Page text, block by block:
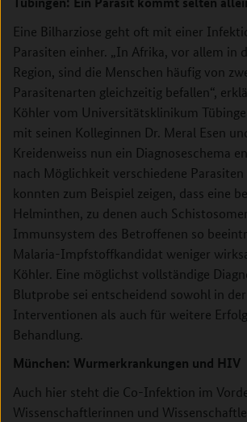
Eine Bilharziose geht oft mit einer
Parasiten einher. „In Afrika, vor allem in
Region, sind die Menschen häufig von
Parasitenarten gleichzeitig befallen“,
Köhler vom Universitätsklinikum
mit seinen Kolleginnen Dr. Meral Esen
Kreidenweiss nun ein Diagnoseschema
nach Möglichkeit verschiedene Parasiten
konnten zum Beispiel zeigen, dass eine
Helminthen, zu denen auch
Immunsystem des Betroffenen so
Malaria-Impfstoffkandidat weniger
Köhler. Eine möglichst vollständige
Blutprobe sei entscheidend sowohl in
Interventionen als auch für weitere
Behandlung.
München: Wurmerkrankungen und HIV
Auch hier steht die Co-Infektion im
Wissenschaftlerinnen und